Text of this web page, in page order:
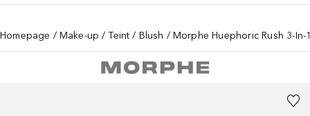
Homepage Make-up Teint Blush Morphe Huephoric Rush 3-In-